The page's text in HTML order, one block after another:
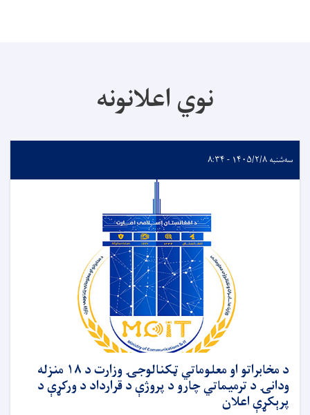
نوي اعلانونه
سه‌شنبه ۱۴۰۵/۲/۸ - ۸:۳۴
د مخابراتو او معلوماتي ټکنالوجۍ وزارت د ۱۸ منزله
ودانۍ د ترمیماتي چارو د پروژې د قرارداد د ورکړې د
پرېکړې اعلان